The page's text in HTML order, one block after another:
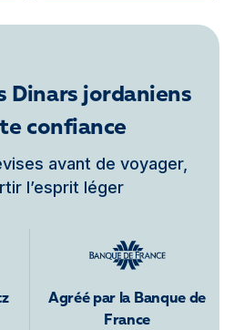
Dinars jordaniens
confiance
avant de voyager,
l’esprit léger
Agréé par la Banque de
France